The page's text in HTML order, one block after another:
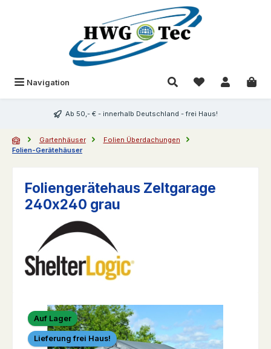
Navigation Du hast 0
Ab 50,- € - innerhalb Deutschland - frei Haus!
Gartenhäuser
Folien Überdachungen
Folien-Gerätehäuser
Foliengerätehaus Zeltgarage
240x240 grau
Bildergalerie überspringen
Auf Lager
Lieferung frei Haus!